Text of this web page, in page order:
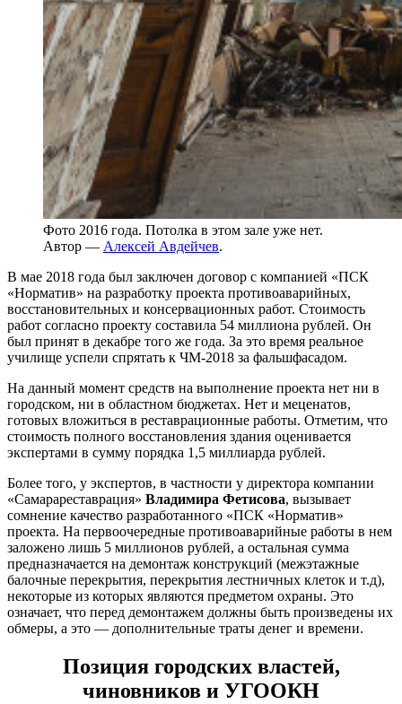
Фото 2016 года. Потолка в этом зале уже нет.
Автор — Алексей Авдейчев.
В мае 2018 года был заключен договор с компанией «ПСК
«Норматив» на разработку проекта противоаварийных,
восстановительных и консервационных работ. Стоимость
работ согласно проекту составила 54 миллиона рублей. Он
был принят в декабре того же года. За это время реальное
училище успели спрятать к ЧМ-2018 за фальшфасадом.
На данный момент средств на выполнение проекта нет ни в
городском, ни в областном бюджетах. Нет и меценатов,
готовых вложиться в реставрационные работы. Отметим, что
стоимость полного восстановления здания оценивается
экспертами в сумму порядка 1,5 миллиарда рублей.
Более того, у экспертов, в частности у директора компании
«Самарареставрация» Владимира Фетисова, вызывает
сомнение качество разработанного «ПСК «Норматив»
проекта. На первоочередные противоаварийные работы в нем
заложено лишь 5 миллионов рублей, а остальная сумма
предназначается на демонтаж конструкций (межэтажные
балочные перекрытия, перекрытия лестничных клеток и т.д),
некоторые из которых являются предметом охраны. Это
означает, что перед демонтажем должны быть произведены их
обмеры, а это — дополнительные траты денег и времени.
Позиция городских властей,
чиновников и УГООКН